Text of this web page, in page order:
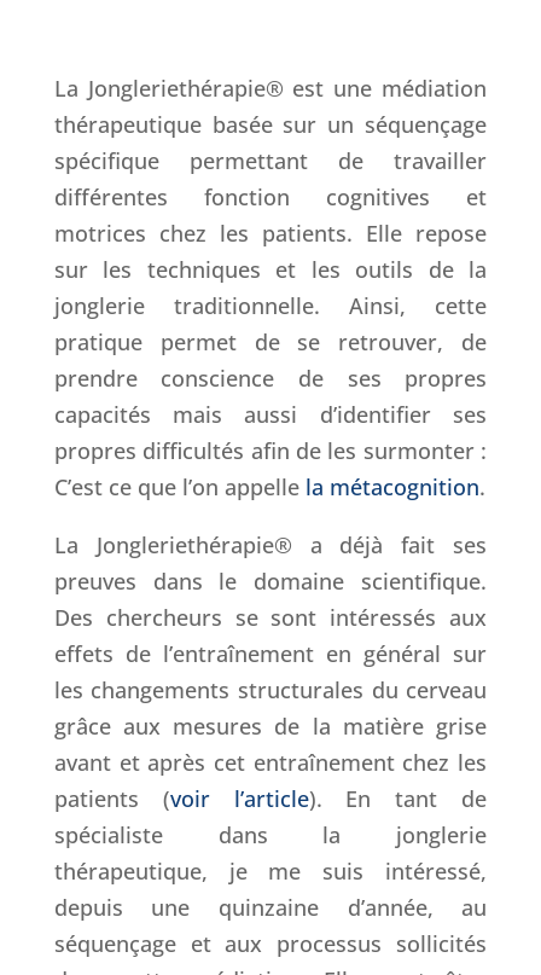
La Jongleriethérapie® est une médiation
thérapeutique basée sur un séquençage
spécifique permettant de travailler
différentes fonction cognitives et
motrices chez les patients. Elle repose
sur les techniques et les outils de la
jonglerie traditionnelle. Ainsi, cette
pratique permet de se retrouver, de
prendre conscience de ses propres
capacités mais aussi d’identifier ses
propres difficultés afin de les surmonter :
C’est ce que l’on appelle la métacognition.
La Jongleriethérapie® a déjà fait ses
preuves dans le domaine scientifique.
Des chercheurs se sont intéressés aux
effets de l’entraînement en général sur
les changements structurales du cerveau
grâce aux mesures de la matière grise
avant et après cet entraînement chez les
patients (voir l’article). En tant de
spécialiste dans la jonglerie
thérapeutique, je me suis intéressé,
depuis une quinzaine d’année, au
séquençage et aux processus sollicités